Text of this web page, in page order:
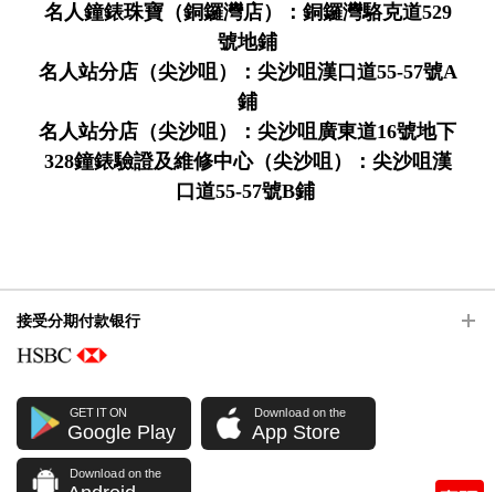
名人鐘錶珠寶（銅鑼灣店）：銅鑼灣駱克道529
號地鋪
名人站分店（尖沙咀）：尖沙咀漢口道55-57號A
鋪
名人站分店（尖沙咀）：尖沙咀廣東道16號地下
328鐘錶驗證及維修中心（尖沙咀）：尖沙咀漢
口道55-57號B鋪
接受分期付款银行
GET IT ON
Google Play
Download on the
App Store
Download on the